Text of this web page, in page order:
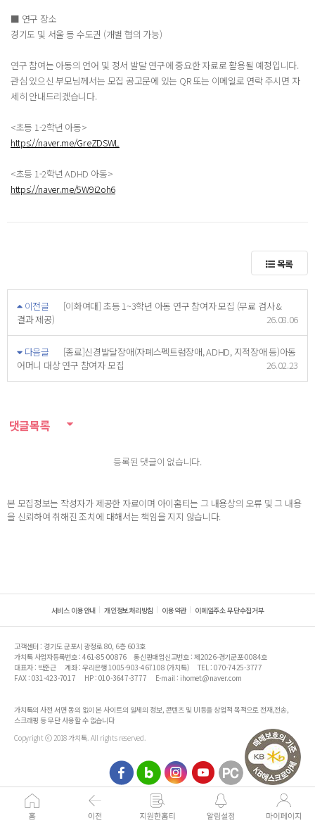
■ 연구 장소
경기도 및 서울 등 수도권 (개별 협의 가능)
연구 참여는 아동의 언어 및 정서 발달 연구에 중요한 자료로 활용될 예정입니다.
관심 있으신 부모님께서는 모집 공고문에 있는 QR 또는 이메일로 연락 주시면 자
세히 안내드리겠습니다.
<초등 1-2학년 아동>
https://naver.me/GreZDSWL
<초등 1-2학년 ADHD 아동>
https://naver.me/5W9i2oh6
목록
이전글
[이화여대] 초등 1~3학년 아동 연구 참여자 모집 (무료 검사 &
결과 제공)
26.08.06
다음글
[종료]신경발달장애(자폐스펙트럼장애, ADHD, 지적장애 등)아동
어머니 대상 연구 참여자 모집
26.02.23
댓글목록
등록된 댓글이 없습니다.
본 모집정보는 작성자가 제공한 자료이며 아이홈티는 그 내용상의 오류 및 그 내용
을 신뢰하여 취해진 조치에 대해서는 책임을 지지 않습니다.
서비스 이용안내 개인정보처리방침 이용약관 이메일주소 무단수집거부
고객센터 : 경기도 군포시 광정로 80, 6층 603호
가치톡 사업자등록번호 : 461-85-00876
통신판매업신고번호 : 제2026-경기군포-0084호
대표자 : 박준근
계좌 : 우리은행 1005-903-467108 (가치톡)
TEL : 070-7425-3777
FAX : 031-423-7017
HP : 010-3647-3777 E-mail : ihomet@naver.com
가치톡의 사전 서면 동의 없이 본 사이트의 일체의 정보, 콘텐츠 및 UI등을 상업적 목적으로 전재,전송,
스크래핑 등 무단 사용할 수 없습니다
Copyright ⓒ 2018 가치톡. All rights reserved.